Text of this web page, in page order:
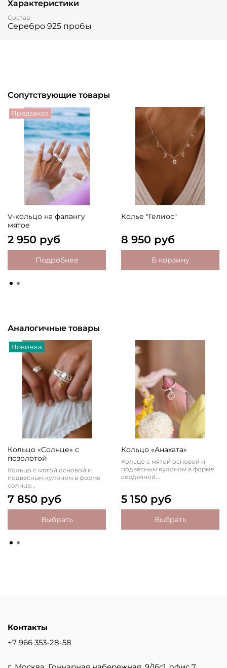
Характеристики
Состав
Серебро 925 пробы
Сопутствующие товары
Предзаказ
V-кольцо на фалангу
мятое
2 950 руб
Подробнее
Колье "Гелиос"
8 950 руб
В корзину
Аналогичные товары
Новинка
Кольцо «Солнце» с
позолотой
Кольцо с мятой основой и
подвесным кулоном в форме
солнца...
7 850 руб
Выбрать
Кольцо «Анахата»
Кольцо с мятой основой и
подвесным кулоном в форме
сердечной...
5 150 руб
Выбрать
Контакты
+7 966 353-28-58